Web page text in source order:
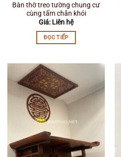
Bàn thờ treo tường chung cư
cùng tấm chắn khói
Giá: Liên hệ
ĐỌC TIẾP